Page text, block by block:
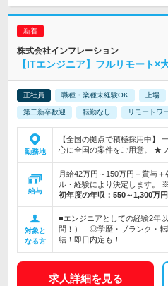
株式会社インフレーション
【ITエンジニア】フルリモート×
正社員 職種・業種未経験OK 上場
第二新卒歓迎 転勤なし リモートワ
勤務地
【全国の拠点で積極採用中】
心に全国の案件をご用意。 ★
給与
月給42万円～150万円＋賞与
ル・経験により決定します。
初年度の年収： 550～1,300万円
対象と
なる方
■エンジニアとしての経験2年
問！） ◎学歴・ブランク・
結！即日内定も！
求人詳細を見る